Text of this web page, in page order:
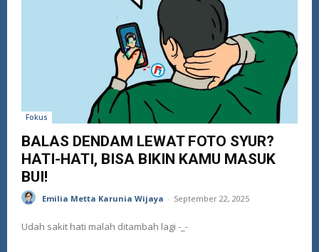
Fokus
BALAS DENDAM LEWAT FOTO SYUR?
HATI-HATI, BISA BIKIN KAMU MASUK
BUI!
Emilia Metta Karunia Wijaya - September 22, 2025
Udah sakit hati malah ditambah lagi -_-